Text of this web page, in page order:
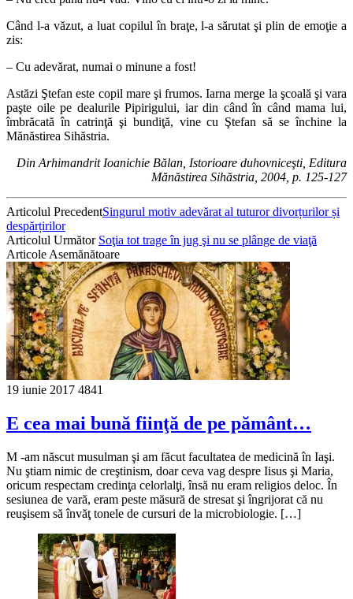
Când l-a văzut, a luat copilul în braţe, l-a sărutat şi plin de emoţie a
zis:
– Cu adevărat, numai o minune a fost!
Astăzi Ştefan este copil mare şi frumos. Iarna merge la şcoală şi vara
paşte oile pe dealurile Pipirigului, iar din când în când mama lui,
îmbrăcată în catrinţă şi bundiţă, vine cu Ştefan să se închine la
Mănăstirea Sihăstria.
Din Arhimandrit Ioanichie Bălan, Istorioare duhovniceşti, Editura
Mănăstirea Sihăstria, 2004, p. 125-127
Articolul PrecedentSingurul motiv adevărat al tuturor divorțurilor și
despărțirilor
Articolul Următor Soţia tot trage în jug şi nu se plânge de viaţă
Articole Asemănătoare
19 iunie 2017 4841
E cea mai bună fiinţă de pe pământ…
M -am născut musulman şi am făcut facultatea de medicină în Iaşi.
Nu ştiam nimic de creştinism, doar ceva vag despre Iisus şi Maria,
oricum respectam credinţa celorlalţi, însă nu eram religios deloc. În
sesiunea de vară, eram peste măsură de stresat şi îngrijorat că nu
reuşisem să învăţ tonele de cursuri de la microbiologie. […]